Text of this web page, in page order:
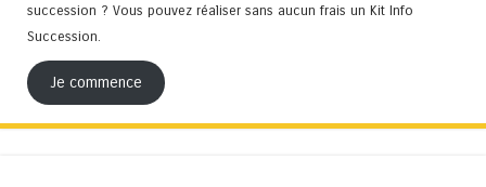
succession ? Vous pouvez réaliser sans aucun frais un Kit Info
Succession.
Je commence